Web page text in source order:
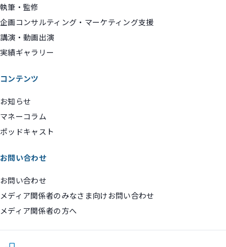
執筆・監修
企画コンサルティング・マーケティング支援
講演・動画出演
実績ギャラリー
コンテンツ
お知らせ
マネーコラム
ポッドキャスト
お問い合わせ
お問い合わせ
メディア関係者のみなさま向けお問い合わせ
メディア関係者の方へ